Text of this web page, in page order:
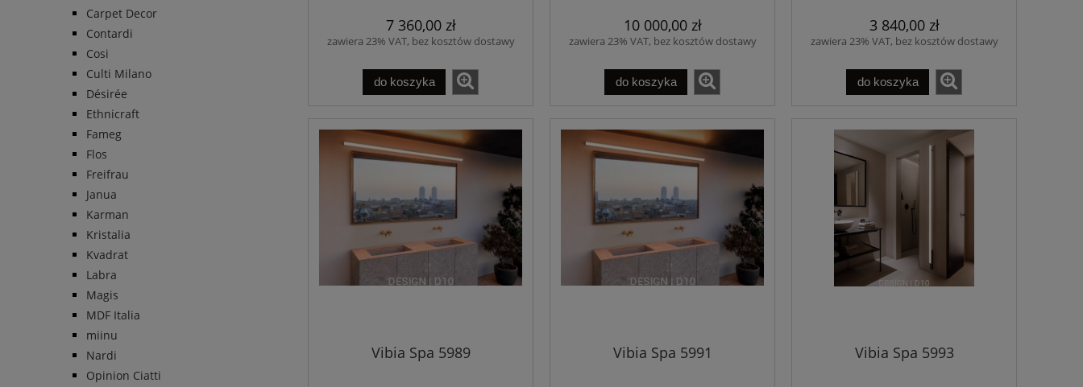
Carpet Decor
Contardi
Cosi
Culti Milano
Désirée
Ethnicraft
Fameg
Flos
Freifrau
Janua
Karman
Kristalia
Kvadrat
Labra
Magis
MDF Italia
miinu
Nardi
Opinion Ciatti
7 360,00 zł
zawiera 23% VAT, bez kosztów dostawy
do koszyka
10 000,00 zł
zawiera 23% VAT, bez kosztów dostawy
do koszyka
3 840,00 zł
zawiera 23% VAT, bez kosztów dostawy
do koszyka
Vibia Spa 5989 Vibia Spa 5991 Vibia Spa 5993